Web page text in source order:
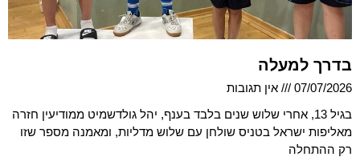
בדרך למעלה
07/07/2026
אין תגובות
בגיל 13, אחרי שלוש שנים בלבד בענף, יהל גולדשמיט ממודיעין חזרה
מאליפות ישראל בטניס שולחן עם שלוש מדליות, ומאמנה מספר שזו
רק ההתחלה